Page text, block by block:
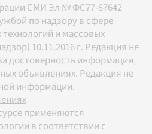
СМИ Эл № ФС77-67642
по надзору в сфере
и массовых
10.11.2016 г. Редакция не
достоверность информации,
объявлениях. Редакция не
информации.
применяются
в соответствии с